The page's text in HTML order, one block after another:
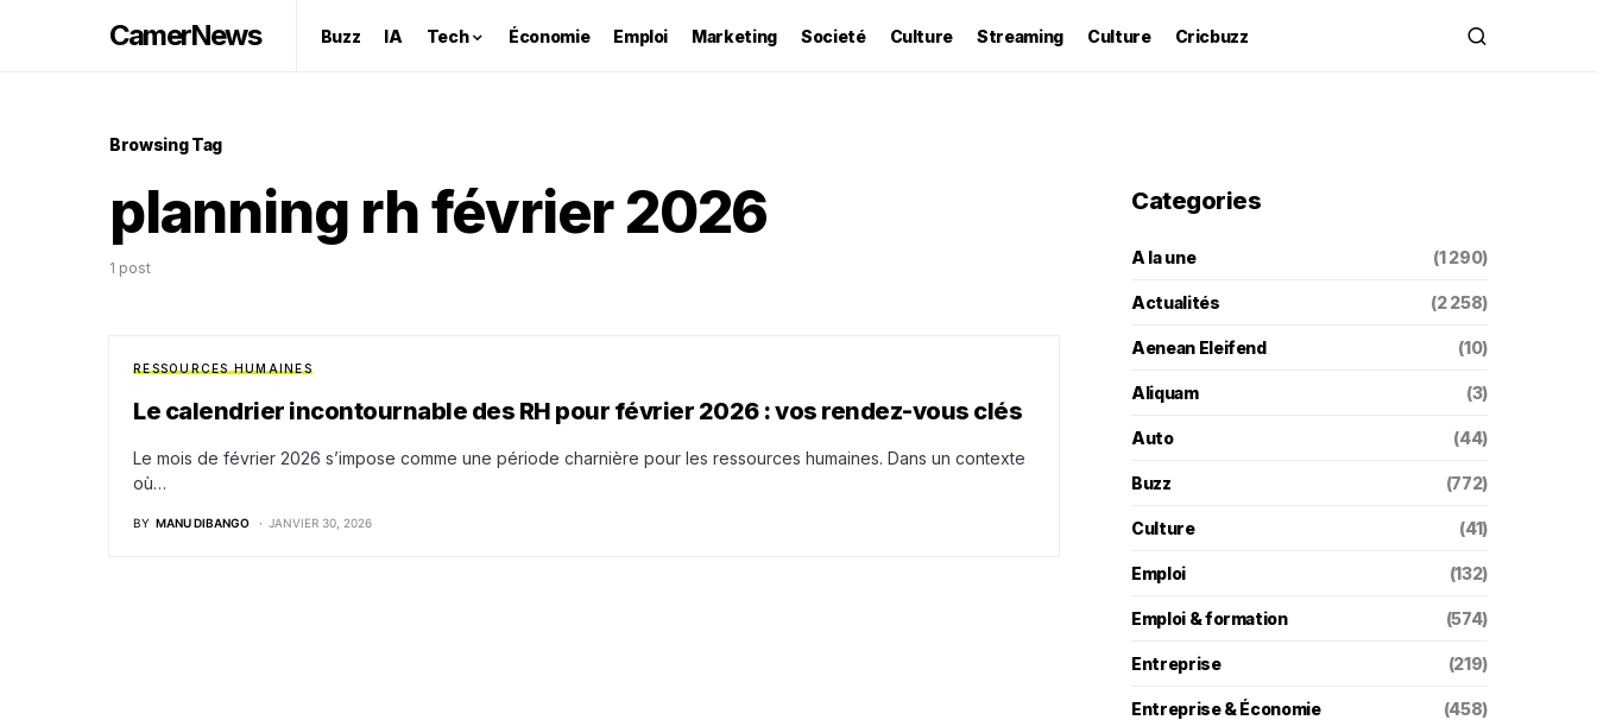
CamerNews Buzz IA Tech Économie Emploi Marketing Societé Culture Streaming Culture Cricbuzz
Browsing Tag
planning rh février 2026
1 post
RESSOURCES HUMAINES
Le calendrier incontournable des RH pour février 2026 : vos rendez-vous clés
Le mois de février 2026 s’impose comme une période charnière pour les ressources humaines. Dans un contexte
où…
BY MANU DIBANGO JANVIER 30, 2026
Categories
A la une (1 290)
Actualités (2 258)
Aenean Eleifend (10)
Aliquam (3)
Auto (44)
Buzz (772)
Culture (41)
Emploi (132)
Emploi & formation (574)
Entreprise (219)
Entreprise & Économie (458)